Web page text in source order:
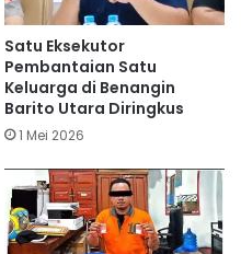
Satu Eksekutor
Pembantaian Satu
Keluarga di Benangin
Barito Utara Diringkus
1 Mei 2026